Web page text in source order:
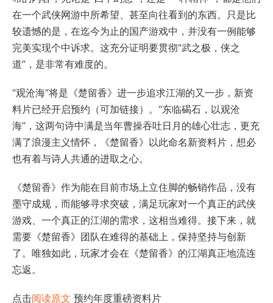
在一个武侠网游中所希望、甚至向往看到的东西。只是比
较遗憾的是，在迄今为止的国产游戏中，并没有一例能够
完美实现个中诉求。这充分证明要贯彻“武之极，侠之
道”，是非常有难度的。
“观沧海”将是《楚留香》进一步追求江湖的又一步，新资
料片已经开启预约（可加链接）。“东临碣石，以观沧
海”，这两句诗中满是当年曹操吞吐日月的雄心壮志，更充
满了浪漫主义情怀，《楚留香》以此命名新资料片，想必
也有着与诗人共通的进取之心。
《楚留香》作为能在目前市场上立住脚的畅销作品，没有
墨守成规，而能够寻求突破，满足玩家对一个真正的武侠
游戏、一个真正的江湖的需求，这相当难得。接下来，就
需要《楚留香》团队在难得的基础上，保持坚持与创新
了。唯独如此，玩家才会在《楚留香》的江湖真正地流连
忘返。
点击阅读原文 预约年度重磅资料片